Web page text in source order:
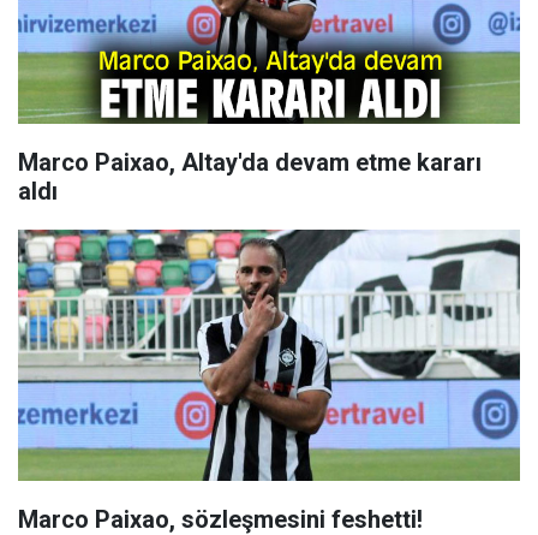
Marco Paixao, Altay'da devam etme kararı
aldı
Marco Paixao, sözleşmesini feshetti!